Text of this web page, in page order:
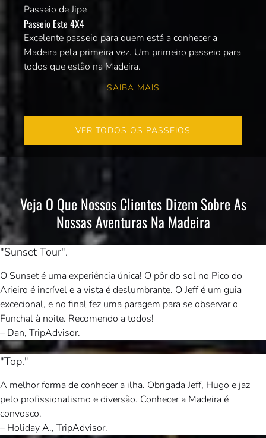
4X4
Passeio de Jipe
Passeio Este 4X4
Excelente passeio para quem está a conhecer a
Madeira pela primeira vez. Um primeiro passeio para
todos que estão na Madeira.
SAIBA MAIS
VER TODOS OS PASSEIOS
Veja O Que Nossos Clientes Dizem Sobre As
Nossas Aventuras Na Madeira
"Sunset Tour".
O Sunset é uma experiência única! O pôr do sol no Pico do
Arieiro é incrível e a vista é deslumbrante. O Jeff é um guia
excecional, e no final fez uma paragem para se observar o
Funchal à noite. Recomendo a todos!
– Dan, TripAdvisor.
"Top."
A melhor forma de conhecer a ilha. Obrigada Jeff, Hugo e jaz
pelo profissionalismo e diversão. Conhecer a Madeira é
convosco.
– Holiday A., TripAdvisor.